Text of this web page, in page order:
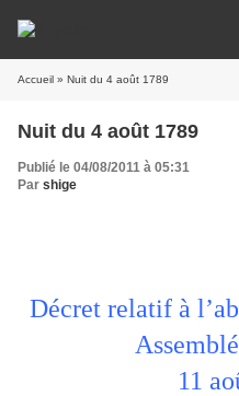
Accueil » Nuit du 4 août 1789
Nuit du 4 août 1789
Publié le 04/08/2011 à 05:31
Par shige
Décret relatif à
11